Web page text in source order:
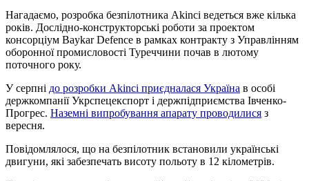
Нагадаємо, розробка безпілотника Akinci ведеться вже кілька
років. Дослідно-конструкторські роботи за проектом
консорціум Baykar Defence в рамках контракту з Управлінням
оборонної промисловості Туреччини почав в лютому
поточного року.
У серпні до розробки Akinci приєдналася Україна в особі
держкомпанії Укрспецекспорт і держпідприємства Івченко-
Прогрес. Наземні випробування апарату проводилися з
вересня.
Повідомлялося, що на безпілотник встановили українські
двигуни, які забезпечать висоту польоту в 12 кілометрів.